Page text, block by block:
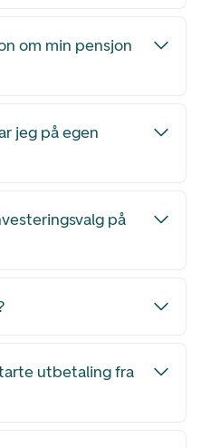
om min pensjon
jeg på egen
på
utbetaling fra